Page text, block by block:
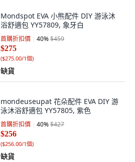
Mondspot EVA 小熊配件 DIY 游泳沐
浴舒適包 YY57809, 象牙白
首購折扣價 40%$459
$275
($275.00/1個)
缺貨
mondeuseupat 花朵配件 EVA DIY 游
泳沐浴舒適包 YY57805, 紫色
首購折扣價 40%$427
$256
($256.00/1個)
缺貨